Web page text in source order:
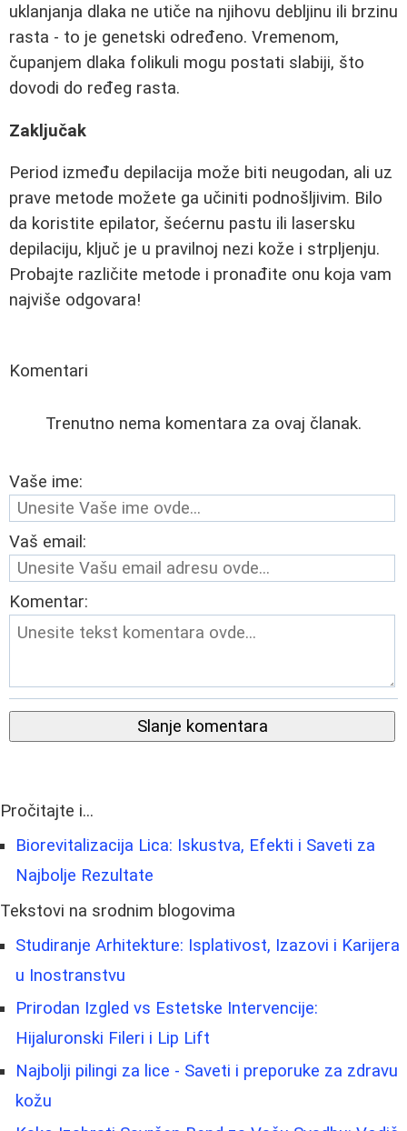
uklanjanja dlaka ne utiče na njihovu debljinu ili brzinu
rasta - to je genetski određeno. Vremenom,
čupanjem dlaka folikuli mogu postati slabiji, što
dovodi do ređeg rasta.
Zaključak
Period između depilacija može biti neugodan, ali uz
prave metode možete ga učiniti podnošljivim. Bilo
da koristite epilator, šećernu pastu ili lasersku
depilaciju, ključ je u pravilnoj nezi kože i strpljenju.
Probajte različite metode i pronađite onu koja vam
najviše odgovara!
Komentari
Trenutno nema komentara za ovaj članak.
Vaše ime:
Vaš email:
Komentar:
Slanje komentara
Pročitajte i...
Biorevitalizacija Lica: Iskustva, Efekti i Saveti za
Najbolje Rezultate
Tekstovi na srodnim blogovima
Studiranje Arhitekture: Isplativost, Izazovi i Karijera
u Inostranstvu
Prirodan Izgled vs Estetske Intervencije:
Hijaluronski Fileri i Lip Lift
Najbolji pilingi za lice - Saveti i preporuke za zdravu
kožu